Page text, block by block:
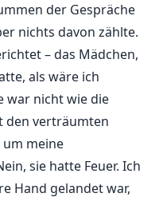
der Gespräche
nichts davon zählte.
– das Mädchen,
als wäre ich
war nicht wie die
den verträumten
um meine
sie hatte Feuer. Ich
Hand gelandet war,